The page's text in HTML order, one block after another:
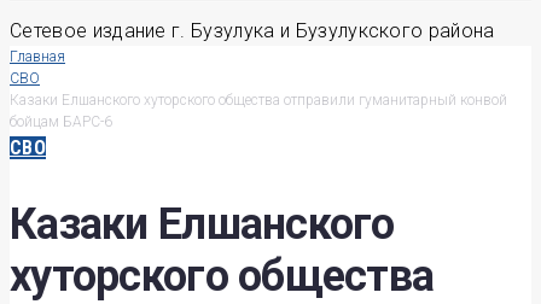
Сетевое издание г. Бузулука и Бузулукского района
Главная
СВО
Казаки Елшанского хуторского общества отправили гуманитарный конвой
бойцам БАРС-6
СВО
Казаки Елшанского
хуторского общества